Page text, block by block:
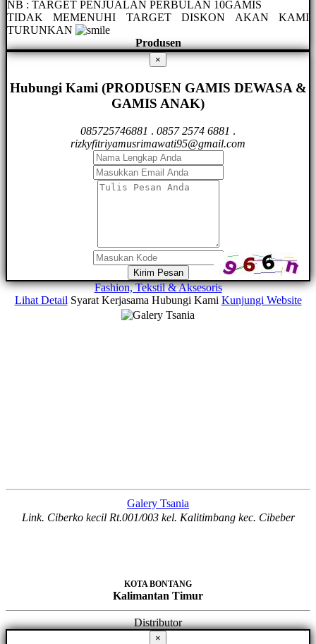
NB : TARGET PENJUALAN PERBULAN 10GAMIS
TIDAK MEMENUHI TARGET DISKON AKAN KAMI
TURUNKAN
Produsen
×
Hubungi Kami (PRODUSEN GAMIS DEWASA &
GAMIS ANAK)
085725746881 . 0857 2574 6881 .
rizkyfitriyamusrimawati95@gmail.com
Kirim Pesan
Fashion, Tekstil & Aksesoris
Lihat Detail Syarat Kerjasama Hubungi Kami Kunjungi Website
Galery Tsania
Link. Ciberko kecil Rt.001/003 kel. Kalitimbang kec. Cibeber
KOTA BONTANG
Kalimantan Timur
Distributor
×